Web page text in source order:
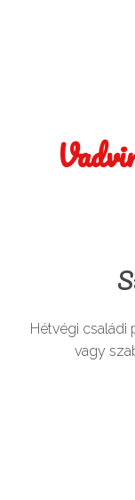
Hétvégi családi
vagy